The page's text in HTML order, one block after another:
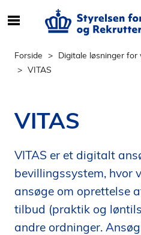
e
r
n
h
o
l
d
Forside
Digitale løsninger for
VITAS
VITAS
VITAS er et digitalt
bevillingssystem, hvor
ansøge om oprettelse
tilbud (praktik og
andre ordninger.